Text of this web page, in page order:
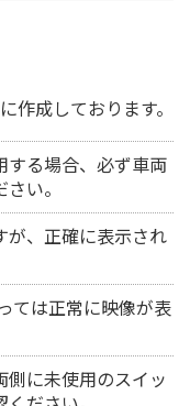
作成しております。
する場合、必ず車両
い。
が、正確に表示され
ては正常に映像が表
側に未使用のスイッ